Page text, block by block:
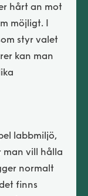
hårt an mot
möjligt. I
styr valet
kan man
labbmiljö,
man vill hålla
normalt
finns